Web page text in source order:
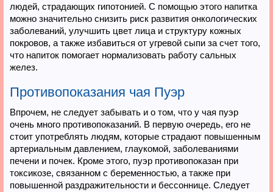
людей, страдающих гипотонией. С помощью этого напитка
можно значительно снизить риск развития онкологических
заболеваний, улучшить цвет лица и структуру кожных
покровов, а также избавиться от угревой сыпи за счет того,
что напиток помогает нормализовать работу сальных
желез.
Противопоказания чая Пуэр
Впрочем, не следует забывать и о том, что у чая пуэр
очень много противопоказаний. В первую очередь, его не
стоит употреблять людям, которые страдают повышенным
артериальным давлением, глаукомой, заболеваниями
печени и почек. Кроме этого, пуэр противопоказан при
токсикозе, связанном с беременностью, а также при
повышенной раздражительности и бессоннице. Следует